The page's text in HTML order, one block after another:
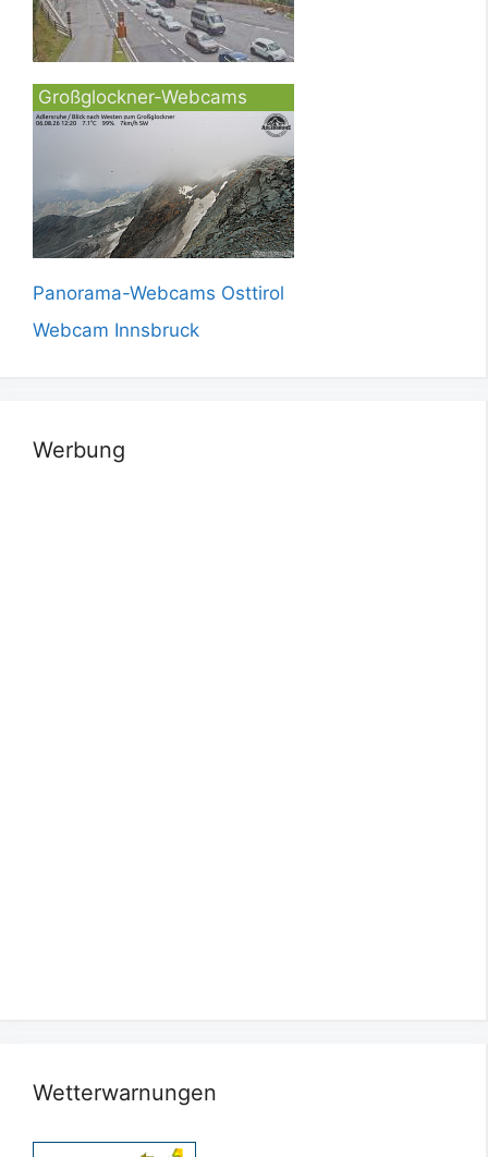
Großglockner-Webcams
Panorama-Webcams Osttirol
Webcam Innsbruck
Werbung
Wetterwarnungen